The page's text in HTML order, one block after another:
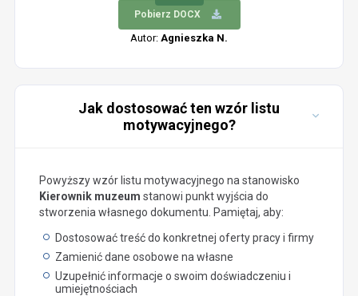
Pobierz DOCX
Autor: Agnieszka N.
Jak dostosować ten wzór listu
motywacyjnego?
Powyższy wzór listu motywacyjnego na stanowisko
Kierownik muzeum stanowi punkt wyjścia do
stworzenia własnego dokumentu. Pamiętaj, aby:
Dostosować treść do konkretnej oferty pracy i firmy
Zamienić dane osobowe na własne
Uzupełnić informacje o swoim doświadczeniu i
umiejętnościach